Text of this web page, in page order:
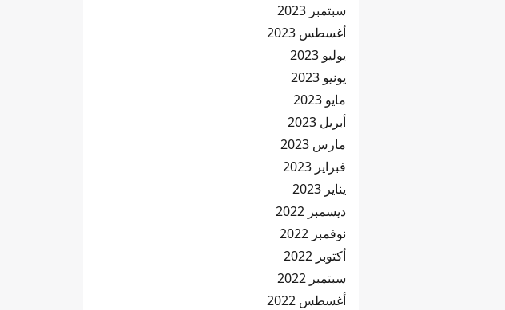
سبتمبر 2023
أغسطس 2023
يوليو 2023
يونيو 2023
مايو 2023
أبريل 2023
مارس 2023
فبراير 2023
يناير 2023
ديسمبر 2022
نوفمبر 2022
أكتوبر 2022
سبتمبر 2022
أغسطس 2022